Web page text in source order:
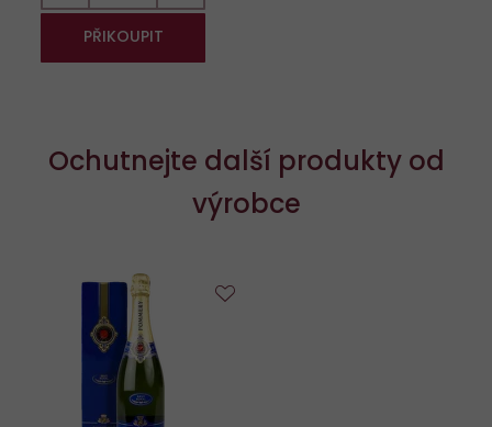
PŘIKOUPIT
Ochutnejte další produkty od
výrobce